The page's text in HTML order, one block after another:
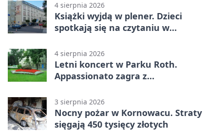
4 sierpnia 2026
Książki wyjdą w plener. Dzieci
spotkają się na czytaniu w
4 sierpnia 2026
Letni koncert w Parku Roth.
Appassionato zagra z
3 sierpnia 2026
Nocny pożar w Kornowacu. Straty
sięgają 450 tysięcy złotych